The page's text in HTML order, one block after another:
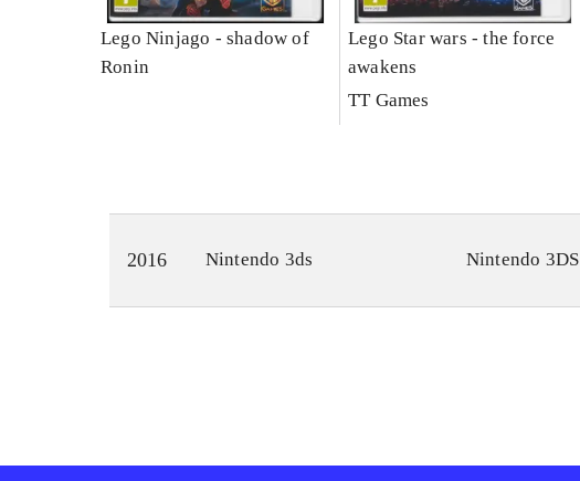
Lego Ninjago - shadow of
Ronin
Lego Star wars - the force
awakens
TT Games
2016 Nintendo 3ds Nintendo 3DS